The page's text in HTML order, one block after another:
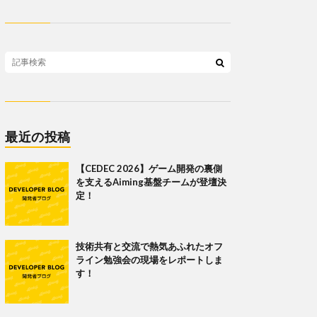
最近の投稿
【CEDEC 2026】ゲーム開発の裏側
を支えるAiming基盤チームが登壇決
定！
技術共有と交流で熱気あふれたオフ
ライン勉強会の現場をレポートしま
す！